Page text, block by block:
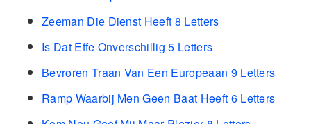
Zeeman Die Dienst Heeft 8 Letters
Is Dat Effe Onverschillig 5 Letters
Bevroren Traan Van Een Europeaan 9 Letters
Ramp Waarbij Men Geen Baat Heeft 6 Letters